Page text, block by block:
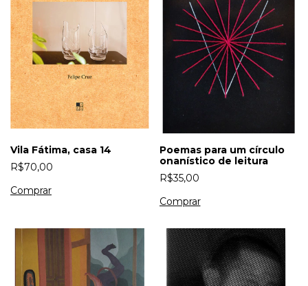
Vila Fátima, casa 14
R$70,00
Poemas para um círculo
onanístico de leitura
R$35,00